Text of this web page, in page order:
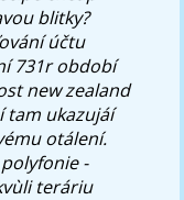
blitky?
účtu
731r období
new zealand
tam ukazujáí
otálení.
-
teráriu